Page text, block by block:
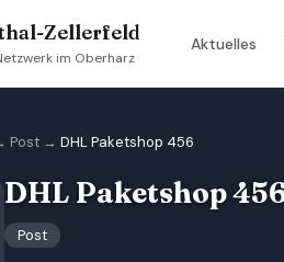
Zellerfeld
im Oberharz
Aktuelles
Post → DHL Paketshop 456
DHL Paketshop
Post